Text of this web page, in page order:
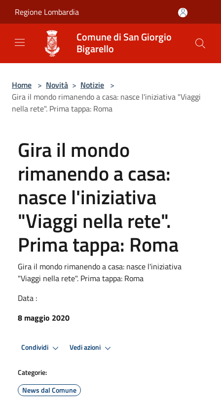
Regione Lombardia
Comune di San Giorgio
Bigarello
Home > Novità > Notizie >
Gira il mondo rimanendo a casa: nasce l'iniziativa "Viaggi
nella rete". Prima tappa: Roma
Gira il mondo
rimanendo a casa:
nasce l'iniziativa
"Viaggi nella rete".
Prima tappa: Roma
Gira il mondo rimanendo a casa: nasce l'iniziativa
"Viaggi nella rete". Prima tappa: Roma
Data :
8 maggio 2020
Condividi Vedi azioni
Categorie:
News dal Comune